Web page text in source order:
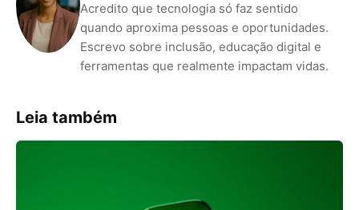
Acredito que tecnologia só faz sentido
quando aproxima pessoas e oportunidades.
Escrevo sobre inclusão, educação digital e
ferramentas que realmente impactam vidas.
Leia também